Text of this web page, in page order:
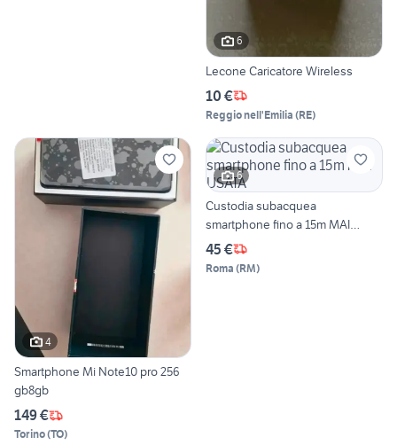
6
Lecone Caricatore Wireless
10 €
Reggio nell'Emilia (RE)
4
Smartphone Mi Note10 pro 256
gb8gb
149 €
Torino(TO)
6
Custodia subacquea
smartphone fino a 15m MAI
USATA
45 €
Roma (RM)